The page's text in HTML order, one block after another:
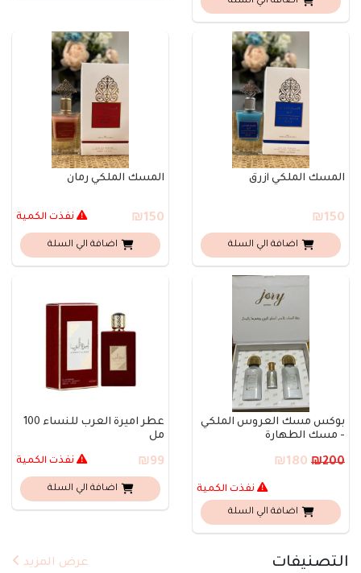
المسك الملكي أزرق
₪150
اضافة الي السلة
المسك الملكي رمان
₪150 نفذت الكمية
اضافة الي السلة
بوكس مسك العروس الملكي
- مسك الطهارة
₪200
نفذت الكمية
اضافة الي السلة
عطر اميرة العرب للنساء 100
مل
₪99 نفذت الكمية
اضافة الي السلة
التصنيفات عرض المزيد